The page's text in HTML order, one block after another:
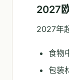
2027
2027年
食物
包装